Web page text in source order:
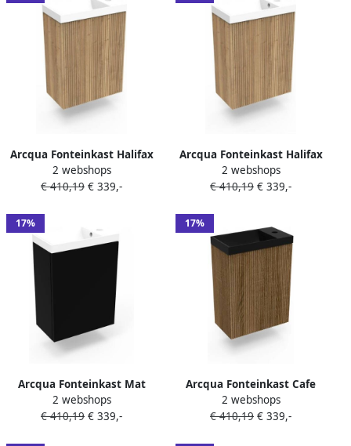
Arcqua Fonteinkast Halifax
Oak Ridge 40x55x28 cm
Incl. Fontein Mat Wit
2 webshops
€ 410,19 € 339,-
Arcqua Fonteinkast Halifax
Oak Ridge 40x55x28 cm
Incl. Fontein Mat Wit Met
2 webshops
€ 410,19 € 339,-
17%
Arcqua Fonteinkast Mat
Zwart Luna 40x55x28 cm
Incl. Fontein Mat Wit Met
2 webshops
€ 410,19 € 339,-
17%
Arcqua Fonteinkast Cafe
Oak Ridge 40x55x28 cm
Incl. Fontein Mat Zwart
2 webshops
€ 410,19 € 339,-